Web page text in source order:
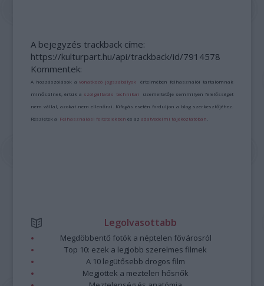
A bejegyzés trackback címe:
https://kulturpart.hu/api/trackback/id/7914578
Kommentek:
A hozzászólások avonatkozó jogszabályok értelmében felhasználói tartalomnak
minősülnek, értük a szolgáltatás technikai üzemeltetője semmilyen felelősséget
nem vállal, azokat nem ellenőrzi. Kifogás esetén forduljon a blog szerkesztőjéhez.
Részletek a Felhasználási feltételekben és azadatvédelmi tájékoztatóban
Legolvasottabb
Megdöbbentő fotók a néptelen fővárosról
Top 10: ezek a legjobb szerelmes filmek
A 10 legütősebb drogos film
Megjöttek a meztelen hősnők